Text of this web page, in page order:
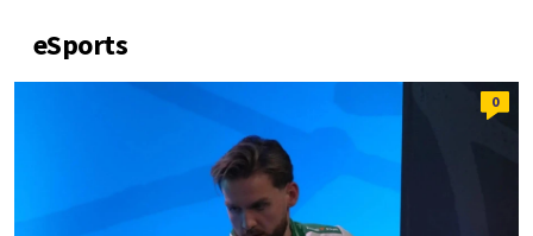
eSports
0